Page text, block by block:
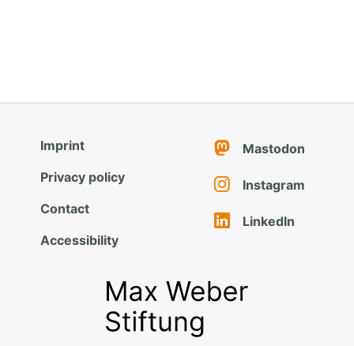
Imprint
Privacy policy
Contact
Accessibility
Mastodon
Instagram
LinkedIn